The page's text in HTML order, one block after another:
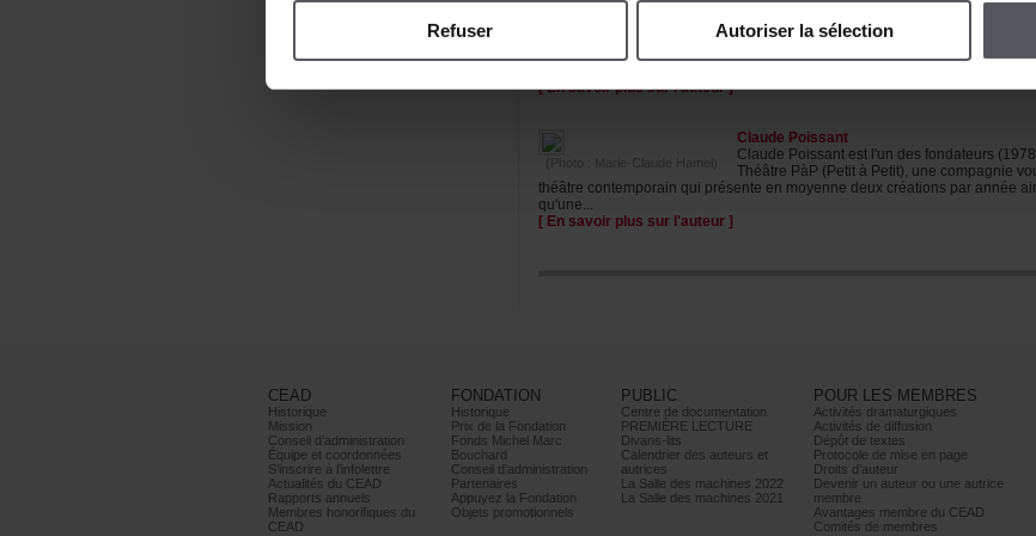
Refuser Autoriserlasélection
Formécommecomédienàl'Option-
deSaint-
sapremièremiseenscèneavecÀquelleheureonmeurt?,uncollagequ'ila
[Ensavoirplussurl'auteur]
(Photo:Marie-ClaudeHamel)
ClaudePoissant
qu'une...
[Ensavoirplussurl'auteur]
CEAD
Historique
Mission
Conseild’administration
Équipeetcoordonnées
S’inscrireàl’infolettre
ActualitésduCEAD
Rapportsannuels
Membreshonorifiquesdu
CEAD
FONDATION
Historique
PrixdelaFondation
FondsMichelMarc
Bouchard
Conseild’administration
Partenaires
AppuyezlaFondation
Objetspromotionnels
PUBLIC
Centrededocumentation
PREMIÈRELECTURE
Divans-lits
Calendrierdesauteurset
autrices
LaSalledesmachines2022
LaSalledesmachines2021
POURLESMEMBRES
Activitésdramaturgiques
Activitésdediffusion
Dépôtdetextes
Protocoledemiseenpage
Droitsd’auteur
Devenirunauteurouuneautrice
membre
AvantagesmembreduCEAD
Comitésdemembres